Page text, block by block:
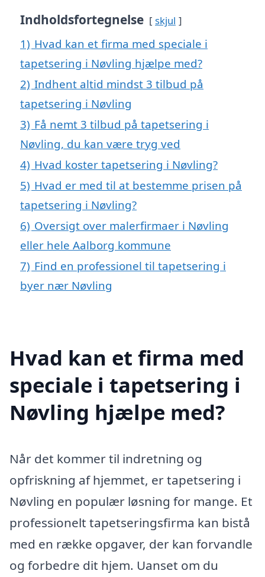
Indholdsfortegnelse skjul
1) Hvad kan et firma med speciale i
tapetsering i Nøvling hjælpe med?
2) Indhent altid mindst 3 tilbud på
tapetsering i Nøvling
3) Få nemt 3 tilbud på tapetsering i
Nøvling, du kan være tryg ved
4) Hvad koster tapetsering i Nøvling?
5) Hvad er med til at bestemme prisen på
tapetsering i Nøvling?
6) Oversigt over malerfirmaer i Nøvling
eller hele Aalborg kommune
7) Find en professionel til tapetsering i
byer nær Nøvling
Hvad kan et firma med
speciale i tapetsering i
Nøvling hjælpe med?
Når det kommer til indretning og
opfriskning af hjemmet, er tapetsering i
Nøvling en populær løsning for mange. Et
professionelt tapetseringsfirma kan bistå
med en række opgaver, der kan forvandle
og forbedre dit hjem. Uanset om du